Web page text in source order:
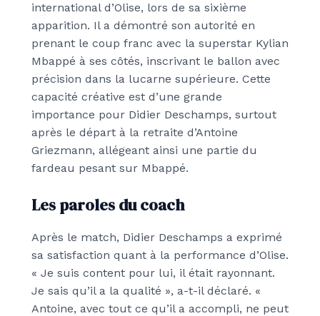
international d’Olise, lors de sa sixième
apparition. Il a démontré son autorité en
prenant le coup franc avec la superstar Kylian
Mbappé à ses côtés, inscrivant le ballon avec
précision dans la lucarne supérieure. Cette
capacité créative est d’une grande
importance pour Didier Deschamps, surtout
après le départ à la retraite d’Antoine
Griezmann, allégeant ainsi une partie du
fardeau pesant sur Mbappé.
Les paroles du coach
Après le match, Didier Deschamps a exprimé
sa satisfaction quant à la performance d’Olise.
« Je suis content pour lui, il était rayonnant.
Je sais qu’il a la qualité », a-t-il déclaré. «
Antoine, avec tout ce qu’il a accompli, ne peut